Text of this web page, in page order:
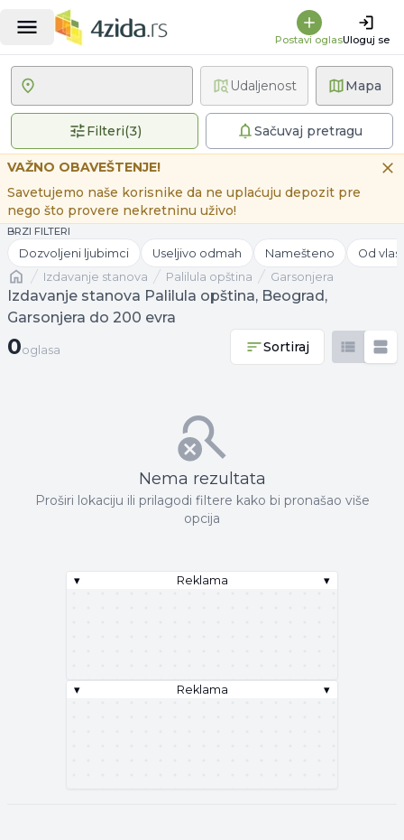
Postavi oglasUloguj se
Mapa
Filteri(3)3 primenjena filteraSačuvaj pretragu
Udaljenost
VAŽNO OBAVEŠTENJE!
Savetujemo naše korisnike da ne uplaćuju depozit pre
nego što provere nekretninu uživo!
BRZI FILTERI
Dozvoljeni ljubimci Useljivo odmah Namešteno Od
Naslovnaizdavanje stanova Palilula opština Garsonjera
Izdavanje stanova Palilula opština, Beograd,
Garsonjera do 200 evra
0 oglasa
0oglasa Sortiraj
Nema rezultata
Proširi lokaciju ili prilagodi filtere kako bi pronašao više
opcija
▾ Reklama ▾
▾ Reklama ▾